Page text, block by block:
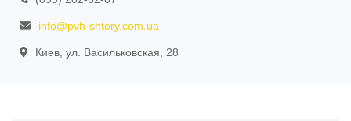
info@pvh-shtory.com.ua
Киев, ул. Васильковская, 28